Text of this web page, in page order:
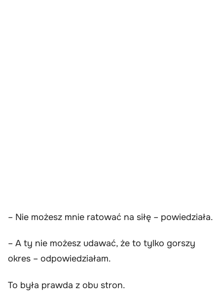
– Nie możesz mnie ratować na siłę – powiedziała.
– A ty nie możesz udawać, że to tylko gorszy
okres – odpowiedziałam.
To była prawda z obu stron.